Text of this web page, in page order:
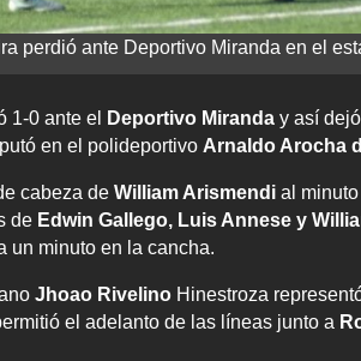
perdió ante Deportivo Miranda en el
1-0 ante el Deportivo Miranda y así
en el polideportivo Arnaldo Arocha
cabeza de William Arismendi al
de Edwin Gallego, Luis Annese y
un minuto en la cancha.
Jhoao Rivelino Hinestroza
el adelanto de las líneas junto a